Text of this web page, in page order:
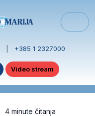
+385 1 2327000
Video stream
4 minute čitanja